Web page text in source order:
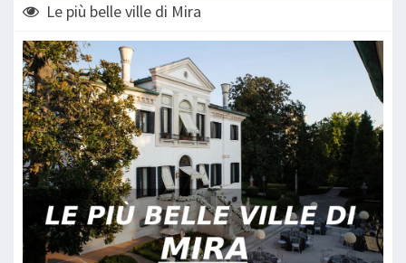
Le più belle ville di Mira